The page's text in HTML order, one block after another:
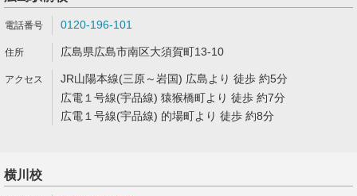
0120-196-101
広島県広島市南区大須賀町13-10
JR山陽本線(三原～岩国) 広島より 徒歩 約5分
広電１号線(宇品線) 猿猴橋町より 徒歩 約7分
広電１号線(宇品線) 的場町より 徒歩 約8分
横川校